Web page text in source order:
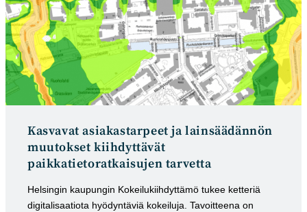
Kasvavat asiakastarpeet ja lainsäädännön
muutokset kiihdyttävät
paikkatietoratkaisujen tarvetta
Helsingin kaupungin Kokeilukiihdyttämö tukee ketteriä
digitalisaatiota hyödyntäviä kokeiluja. Tavoitteena on